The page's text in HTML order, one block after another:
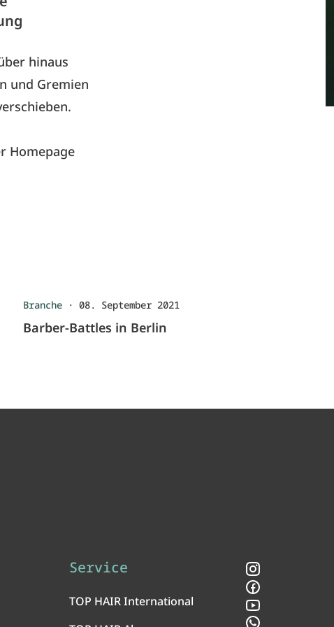
hinaus
und Gremien
Homepage
Branche· 08. September 2021
Barber-Battles in Berlin
Service
TOP HAIR International